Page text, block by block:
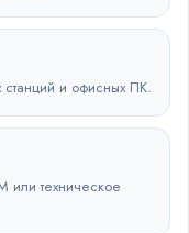
и офисных ПК.
или техническое